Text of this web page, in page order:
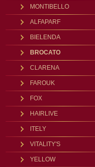
MONTIBELLO
ALFAPARF
BIELENDA
BROCATO
CLARENA
FAROUK
FOX
HAIRLIVE
ITELY
VITALITY'S
YELLOW